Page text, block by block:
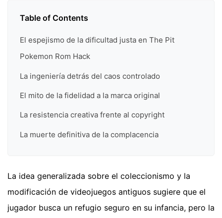
Table of Contents
El espejismo de la dificultad justa en The Pit
Pokemon Rom Hack
La ingeniería detrás del caos controlado
El mito de la fidelidad a la marca original
La resistencia creativa frente al copyright
La muerte definitiva de la complacencia
La idea generalizada sobre el coleccionismo y la
modificación de videojuegos antiguos sugiere que el
jugador busca un refugio seguro en su infancia, pero la